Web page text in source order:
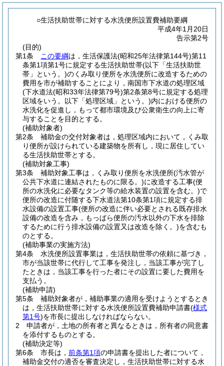
○生活扶助世帯に対する水洗便所設置費補助要綱
平成4年1月20日
告示第2号
(目的)
第1条
この要綱は，生活保護法(昭和25年法律第144号)第11
条第1項第1号に規定する生活扶助世帯(以下「生活扶助世
帯」という。)のくみ取り便所を水洗便所に改造するための
費用を市が補助することにより，南国市下水道の処理区域
(下水道法(昭和33年法律第79号)第2条第8号に規定する処理
区域をいう。以下「処理区域」という。)内における便所の
水洗化を促進し，もって都市環境及び公衆衛生の向上に寄
与することを目的とする。
(補助対象者)
第2条
補助金の交付対象者は，処理区域内において，くみ取
り便所が設けられている建築物を所有し，現に居住してい
る生活扶助世帯とする。
(補助対象工事)
第3条
補助対象工事は，くみ取り便所を水洗便所(汚水管が
公共下水道に連結されたものに限る。)に改造する工事(便
所の水洗化に必要なタンク等の給水装置の設置を含む。)で
便所の改造に付随する下水道法第10条第1項に規定する排
水設備の設置工事(便所の改造に伴い必要とされる既存排水
設備の改造を含み，もっぱら便所の汚水以外の下水を排除
するために行う排水設備の設置又は改造を除く。)を含むも
のとする。
(補助事業の実施方法)
第4条
水洗便所設置事業は，生活扶助世帯の依頼に基づき，
市が当該世帯に代行して工事を発注し，当該工事が完了し
たときは，当該工事を行った者にその設置に要した費用を
支払う。
(補助申請)
第5条
補助対象者が，補助事業の適用を受けようとするとき
は，生活扶助世帯に対する水洗便所設置費補助申請書(様式
第1号)を市長に提出しなければならない。
2
申請者が，土地の所有者と異なるときは，所有者の同意書
を添付するものとする。
(補助決定等)
第6条
市長は， 前条第1項の申請書を提出した者について，
補助金交付の適否を審査決定し，生活扶助世帯に対する水